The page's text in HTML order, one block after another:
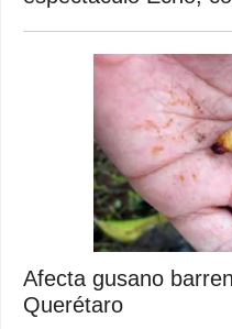
Afecta gusano
Querétaro